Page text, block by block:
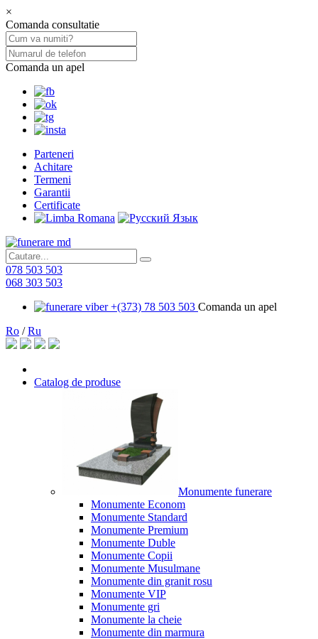
×
Comanda consultatie
Comanda un apel
Parteneri
Achitare
Termeni
Garantii
Certificate
078 503 503
068 303 503
+(373) 78 503 503 Comanda un apel
Ro /Ru
Catalog de produse
Monumente funerare
Monumente Econom
Monumente Standard
Monumente Premium
Monumente Duble
Monumente Copii
Monumente Musulmane
Monumente din granit rosu
Monumente VIP
Monumente gri
Monumente la cheie
Monumente din marmura